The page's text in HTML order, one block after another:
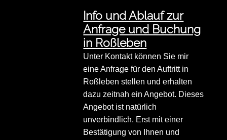
Info und Ablauf zur
Anfrage und Buchung
in Roßleben
Unter Kontakt können Sie mir
eine Anfrage für den Auftritt in
Roßleben stellen und erhalten
dazu zeitnah ein Angebot. Dieses
Angebot ist natürlich
unverbindlich. Erst mit einer
Bestätigung von Ihnen und